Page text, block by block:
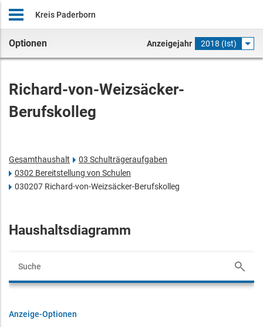
Kreis Paderborn
Optionen Anzeigejahr 2018 (Ist)
Richard-von-Weizsäcker-
Berufskolleg
Gesamthaushalt
03 Schulträgeraufgaben
0302 Bereitstellung von Schulen
030207 Richard-von-Weizsäcker-Berufskolleg
Haushaltsdiagramm
Anzeige-Optionen